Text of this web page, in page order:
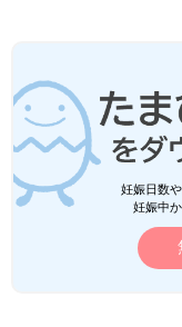
妊娠日数
妊娠中